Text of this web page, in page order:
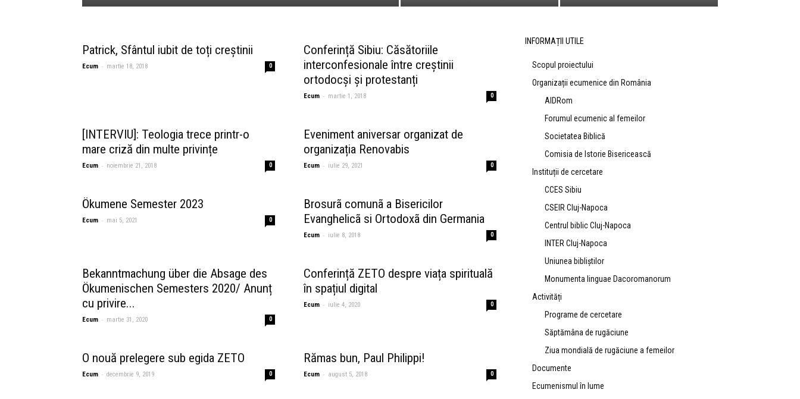
Patrick, Sfântul iubit de toți creștinii
Ecum - martie 18, 2018 0
Conferință Sibiu: Căsătoriile
interconfesionale între creștinii
ortodocși și protestanți
Ecum - martie 1, 2018 0
[INTERVIU]: Teologia trece printr-o
mare criză din multe privințe
Ecum - noiembrie 21, 2018 0
Eveniment aniversar organizat de
organizația Renovabis
Ecum - iulie 29, 2021 0
Ökumene Semester 2023
Ecum - mai 5, 2021 0
Brosurã comunã a Bisericilor
Evanghelicã si Ortodoxã din Germania
Ecum - iulie 8, 2018 0
Bekanntmachung über die Absage des
Ökumenischen Semesters 2020/ Anunț
cu privire...
Ecum - martie 31, 2020 0
Conferință ZETO despre viața spirituală
în spațiul digital
Ecum - iulie 4, 2020 0
O nouă prelegere sub egida ZETO
Ecum - decembrie 9, 2019 0
Rămas bun, Paul Philippi!
Ecum - august 5, 2018 0
INFORMAȚII UTILE
Scopul proiectului
Organizații ecumenice din România
AIDRom
Forumul ecumenic al femeilor
Societatea Biblică
Comisia de Istorie Bisericească
Instituții de cercetare
CCES Sibiu
CSEIR Cluj-Napoca
Centrul biblic Cluj-Napoca
INTER Cluj-Napoca
Uniunea bibliştilor
Monumenta linguae Dacoromanorum
Activități
Programe de cercetare
Săptămâna de rugăciune
Ziua mondială de rugăciune a femeilor
Documente
Ecumenismul în lume